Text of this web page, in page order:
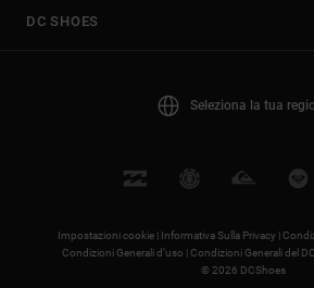
DC SHOES
Seleziona la tua
Impostazioni cookie | Informativa Sulla Privacy |
Condizioni Generali d’uso |Condizioni Generali del
© 2026 DCShoes